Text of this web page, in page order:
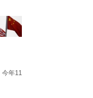
今年11